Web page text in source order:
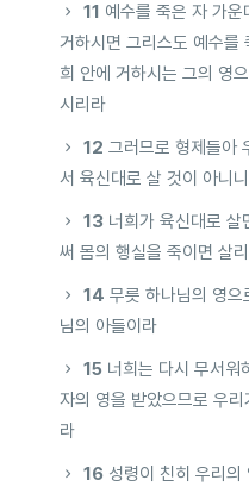
11 예수를 죽은 자 가운
거하시면 그리스도 예수를
희 안에 거하시는 그의 영
시리라
12 그러므로 형제들아
서 육신대로 살 것이 아니
13너희가 육신대로 살
써 몸의 행실을 죽이면 살리
14 무릇 하나님의 영
님의 아들이라
15너희는 다시 무서워
자의 영을 받았으므로 우
라
16성령이 친히 우리의